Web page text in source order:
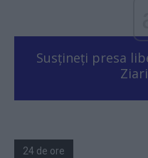
Susțineți presa
24 de ore